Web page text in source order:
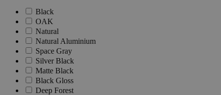
Black
OAK
Natural
Natural Aluminium
Space Gray
Silver Black
Matte Black
Black Gloss
Deep Forest